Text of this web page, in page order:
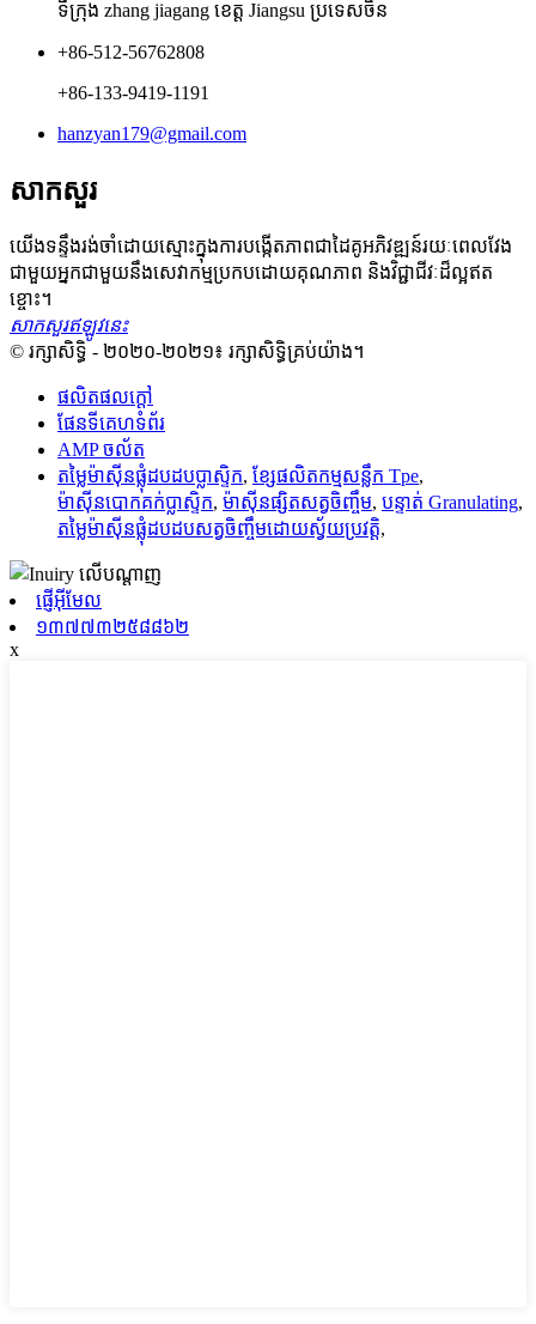
ទីក្រុង zhang jiagang ខេត្ត Jiangsu ប្រទេសចិន
+86-512-56762808
+86-133-9419-1191
hanzyan179@gmail.com
សាកសួរ
យើងទន្ទឹងរង់ចាំដោយស្មោះក្នុងការបង្កើតភាពជាដៃគូអភិវឌ្ឍន៍រយៈពេលវែង
ជាមួយអ្នកជាមួយនឹងសេវាកម្មប្រកបដោយគុណភាព និងវិជ្ជាជីវៈដ៏ល្អឥត
ខ្ចោះ។
សាកសួរឥឡូវនេះ
© រក្សាសិទ្ធិ - ២០២០-២០២១៖ រក្សាសិទ្ធិគ្រប់យ៉ាង។
ផលិតផលក្តៅ
ផែនទីគេហទំព័រ
AMP ចល័ត
តម្លៃម៉ាស៊ីនផ្លុំដបដបប្លាស្ទិក, ខ្សែផលិតកម្មសន្លឹក Tpe,
ម៉ាស៊ីនបោកគក់ប្លាស្ទិក, ម៉ាស៊ីនផ្សិតសត្វចិញ្ចឹម, បន្ទាត់ Granulating,
តម្លៃម៉ាស៊ីនផ្លុំដបដបសត្វចិញ្ចឹមដោយស្វ័យប្រវត្តិ,
ផ្ញើអ៊ីមែល
១៣៧៧៣២៥៨៨៦២
x